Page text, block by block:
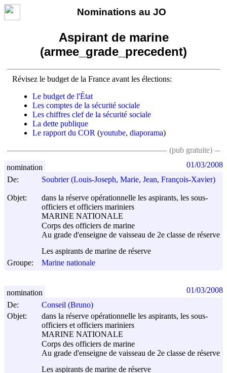
Nominations au JO
Aspirant de marine
(armee_grade_precedent)
Révisez le budget de la France avant les élections:
Le budget de l'État
Les comptes de la sécurité sociale
Les chiffres clef de la sécurité sociale
La dette publique
Le rapport du COR (youtube, diaporama)
(pub gratuite)
De: Soubrier (Louis-Joseph, Marie, Jean, François-Xavier)
Objet:
dans la réserve opérationnelle les aspirants, les sous-
officiers et officiers mariniers
MARINE NATIONALE
Corps des officiers de marine
Au grade d'enseigne de vaisseau de 2e classe de réserve
Les aspirants de marine de réserve
Groupe:
Marine nationale
nomination 01/03/2008
De:
Conseil (Bruno)
Objet:
dans la réserve opérationnelle les aspirants, les sous-
officiers et officiers mariniers
MARINE NATIONALE
Corps des officiers de marine
Au grade d'enseigne de vaisseau de 2e classe de réserve
Les aspirants de marine de réserve
nomination 01/03/2008